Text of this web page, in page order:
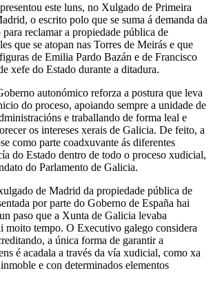
este luns, no Xulgado de Primeira
o escrito polo que se suma á demanda da
reclamar a propiedade pública de
que se atopan nas Torres de Meirás e que
de Emilia Pardo Bazán e de Francisco
xefe do Estado durante a ditadura.
autonómico reforza a postura que leva
do proceso, apoiando sempre a unidade de
e traballando de forma leal e
os intereses xerais de Galicia. De feito, a
como parte coadxuvante ás diferentes
do Estado dentro de todo o proceso xudicial,
do Parlamento de Galicia.
de Madrid da propiedade pública de
por parte do Goberno de España hai
paso que a Xunta de Galicia levaba
moito tempo. O Executivo galego considera
a única forma de garantir a
é acadala a través da vía xudicial, como xa
e con determinados elementos